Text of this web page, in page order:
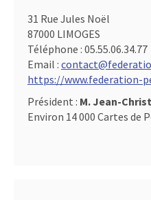
31 Rue Jules Noël
87000 LIMOGES
Téléphone : 05.55.06.34.77
Email :
https://www.federation-
Président : M. Jean-
Environ 14 000 Cartes de